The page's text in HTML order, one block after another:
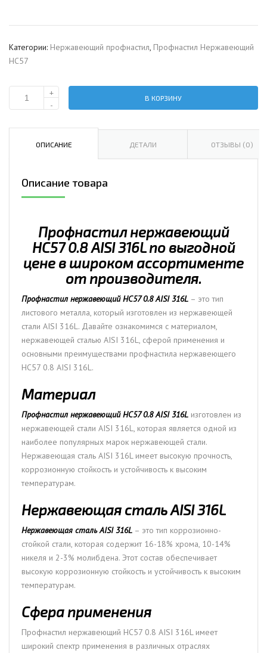
Категории: Нержавеющий профнастил Профнастил Hержавеющий
НС57
Количество
нержавеющий
316L
+
-
В КОРЗИНУ
ОПИСАНИЕ ДЕТАЛИ ОТЗЫВЫ (0)
Описание товара
Профнастил нержавеющий
НС57 0.8 AISI 316L по выгодной
цене в широком ассортименте
от производителя.
Профнастил нержавеющий НС57 0.8 AISI 316L – это тип
листового металла, который изготовлен из нержавеющей
стали AISI 316L. Давайте ознакомимся с материалом,
нержавеющей сталью AISI 316L, сферой применения и
основными преимуществами профнастила нержавеющего
НС57 0.8 AISI 316L.
Материал
Профнастил нержавеющий НС57 0.8 AISI 316L изготовлен из
нержавеющей стали AISI 316L, которая является одной из
наиболее популярных марок нержавеющей стали.
Нержавеющая сталь AISI 316L имеет высокую прочность,
коррозионную стойкость и устойчивость к высоким
температурам.
Нержавеющая сталь AISI 316L
Нержавеющая сталь AISI 316L – это тип коррозионно-
стойкой стали, которая содержит 16-18% хрома, 10-14%
никеля и 2-3% молибдена. Этот состав обеспечивает
высокую коррозионную стойкость и устойчивость к высоким
температурам.
Сфера применения
Профнастил нержавеющий НС57 0.8 AISI 316L имеет
широкий спектр применения в различных отраслях